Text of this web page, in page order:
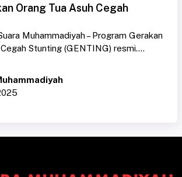
Orang Tua Asuh Cegah
Muhammadiyah – Program Gerakan
Stunting (GENTING) resmi....